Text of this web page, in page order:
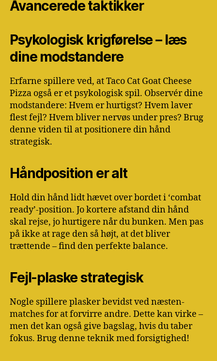
Avancerede taktikker
Psykologisk krigførelse – læs
dine modstandere
Erfarne spillere ved, at Taco Cat Goat Cheese
Pizza også er et psykologisk spil. Observér dine
modstandere: Hvem er hurtigst? Hvem laver
flest fejl? Hvem bliver nervøs under pres? Brug
denne viden til at positionere din hånd
strategisk.
Håndposition er alt
Hold din hånd lidt hævet over bordet i ‘combat
ready’-position. Jo kortere afstand din hånd
skal rejse, jo hurtigere når du bunken. Men pas
på ikke at rage den så højt, at det bliver
trættende – find den perfekte balance.
Fejl-plaske strategisk
Nogle spillere plasker bevidst ved næsten-
matches for at forvirre andre. Dette kan virke –
men det kan også give bagslag, hvis du taber
fokus. Brug denne teknik med forsigtighed!